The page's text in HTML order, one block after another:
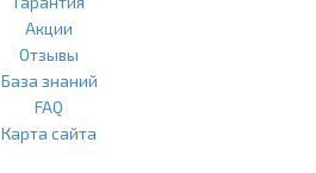
Акции
Отзывы
База знаний
FAQ
Карта сайта